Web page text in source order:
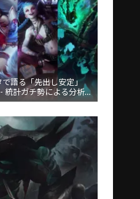
語る「先出し安定」
統計ガチ勢による分析が